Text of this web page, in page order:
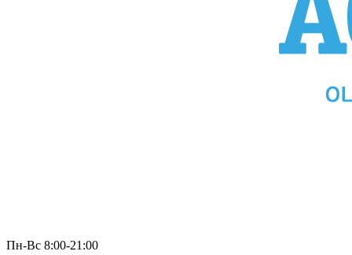
Пн-Вс 8:00-21:00